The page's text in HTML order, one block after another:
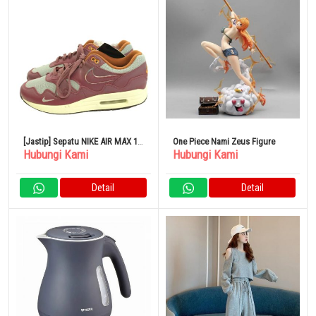
[Jastip] Sepatu NIKE AIR MAX 1
One Pata 28cm BRD Kulit
Hubungi Kami
Detail
One Piece Nami Zeus Figure
Hubungi Kami
Detail